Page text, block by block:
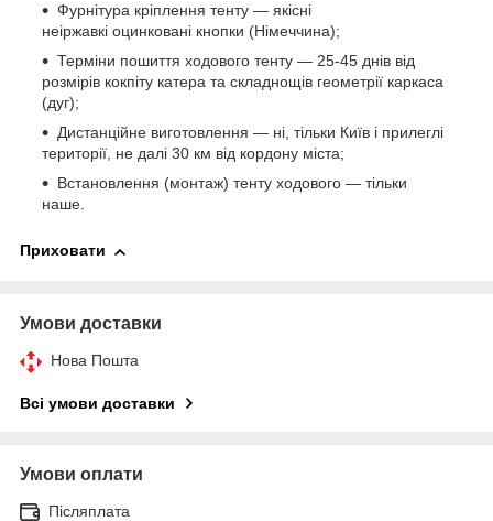
Фурнітура кріплення тенту — якісні
неіржавкі оцинковані кнопки (Німеччина);
Терміни пошиття ходового тенту — 25-45 днів від
розмірів кокпіту катера та складнощів геометрії каркаса
(дуг);
Дистанційне виготовлення — ні, тільки Київ і прилеглі
території, не далі 30 км від кордону міста;
Встановлення (монтаж) тенту ходового — тільки
наше.
Приховати
Умови доставки
Нова Пошта
Всі умови доставки
Умови оплати
Післяплата